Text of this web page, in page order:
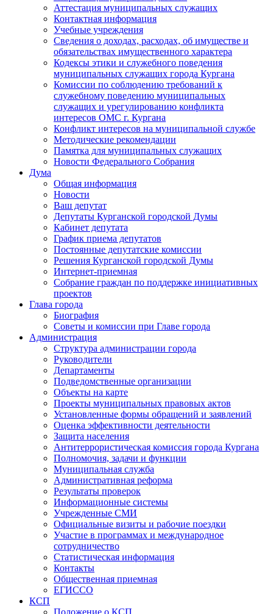
Аттестация муниципальных служащих
Контактная информация
Учебные учреждения
Сведения о доходах, расходах, об имуществе и
обязательствах имущественного характера
Кодексы этики и служебного поведения
муниципальных служащих города Кургана
Комиссии по соблюдению требований к
служебному поведению муниципальных
служащих и урегулированию конфликта
интересов ОМС г. Кургана
Конфликт интересов на муниципальной службе
Методические рекомендации
Памятка для муниципальных служащих
Новости Федерального Cобрания
Дума
Общая информация
Новости
Ваш депутат
Депутаты Курганской городской Думы
Кабинет депутата
График приема депутатов
Постоянные депутатские комиссии
Решения Курганской городской Думы
Интернет-приемная
Собрание граждан по поддержке инициативных
проектов
Глава города
Биография
Советы и комиссии при Главе города
Администрация
Структура администрации города
Руководители
Департаменты
Подведомственные организации
Объекты на карте
Проекты муниципальных правовых актов
Установленные формы обращений и заявлений
Оценка эффективности деятельности
Защита населения
Антитеррористическая комиссия города Кургана
Полномочия, задачи и функции
Муниципальная служба
Административная реформа
Результаты проверок
Информационные системы
Учрежденные СМИ
Официальные визиты и рабочие поездки
Участие в программах и международное
сотрудничество
Статистическая информация
Контакты
Общественная приемная
ЕГИССО
КСП
Положение о КСП